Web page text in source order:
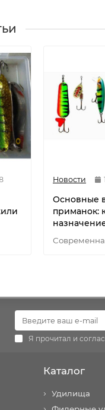
Новости
Основные
приманок:
Современна..
Я прочитал и
Каталог
Удилища